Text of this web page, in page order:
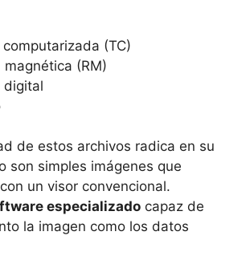
(TC)
magnética (RM)
digital
de estos archivos radica en su
son simples imágenes que
un visor convencional.
especializado capaz de
la imagen como los datos